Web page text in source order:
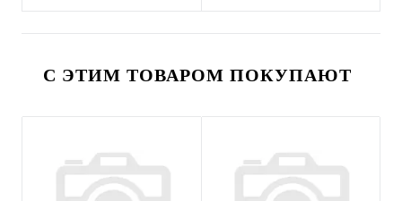
С ЭТИМ ТОВАРОМ ПОКУПАЮТ